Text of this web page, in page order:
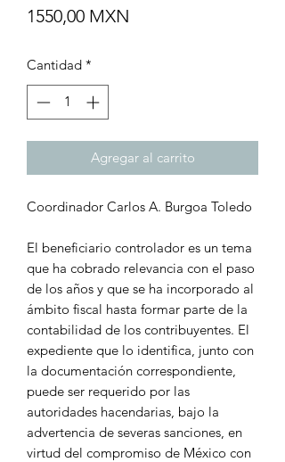
1550,00 MXN
Cantidad *
Agregar al carrito
Coordinador Carlos A. Burgoa Toledo
El beneficiario controlador es un tema
que ha cobrado relevancia con el paso
de los años y que se ha incorporado al
ámbito fiscal hasta formar parte de la
contabilidad de los contribuyentes. El
expediente que lo identifica, junto con
la documentación correspondiente,
puede ser requerido por las
autoridades hacendarias, bajo la
advertencia de severas sanciones, en
virtud del compromiso de México con